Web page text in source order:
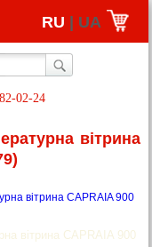
RU | UA
02-24
вітрина
вітрина CAPRAIA 900